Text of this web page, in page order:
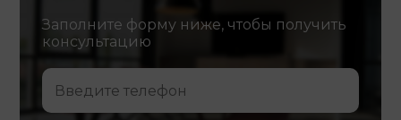
Заполните форму ниже, чтобы получить
консультацию